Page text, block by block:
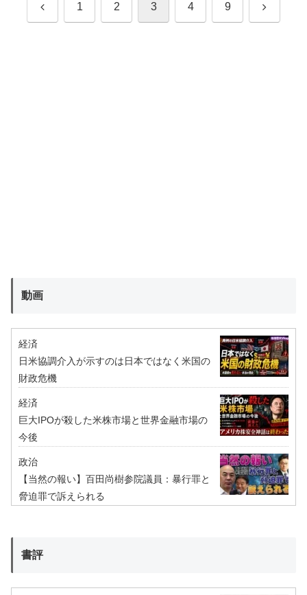
前 1 2 3 4 9 次
動画
経済
日米協調介入が示すのは日本ではなく米国の
財政危機
経済
巨大IPOが殺した米株市場と世界金融市場の
今後
政治
【当然の報い】百田尚樹参院議員：暴行罪と
脅迫罪で訴えられる
書評